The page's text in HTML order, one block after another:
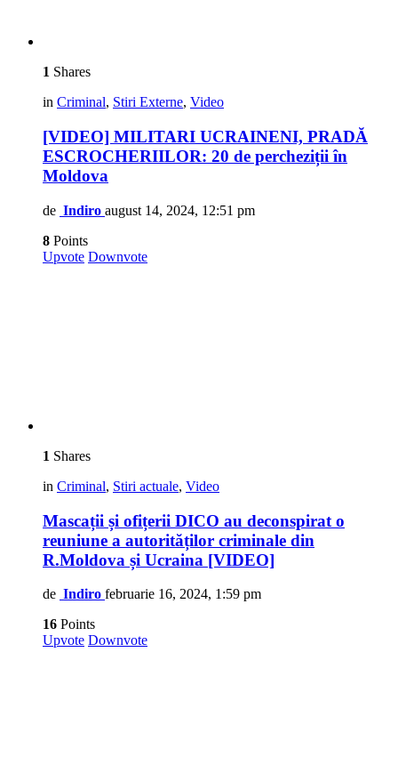
1 Shares
in Criminal, Stiri Externe, Video
[VIDEO] MILITARI UCRAINENI, PRADĂ
ESCROCHERIILOR: 20 de percheziții în
Moldova
de Indiro august 14, 2024, 12:51 pm
8 Points
Upvote Downvote
1 Shares
in Criminal, Stiri actuale, Video
Mascații și ofițerii DICO au deconspirat o
reuniune a autorităților criminale din
R.Moldova și Ucraina [VIDEO]
de Indiro februarie 16, 2024, 1:59 pm
16 Points
Upvote Downvote